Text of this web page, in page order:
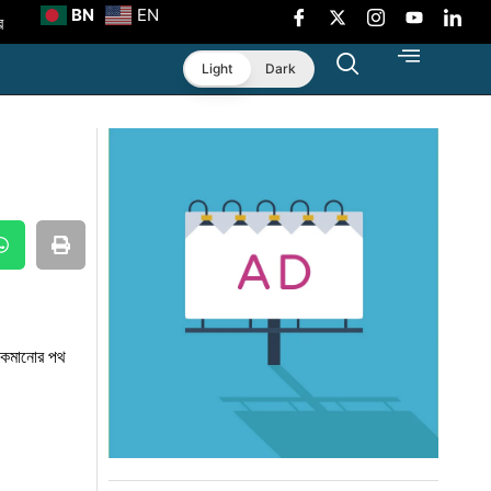
BN EN
Light Dark
পথ